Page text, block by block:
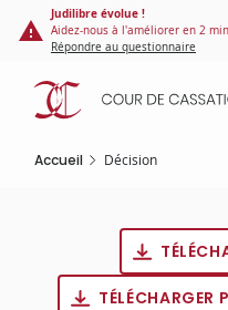
Panneau de gestion des cookies
contenu
principal
Judilibre évolue !
Aidez-nous à l'améliorer en 2
Répondre au questionnaire
Accueil Décision
TÉLÉCHARGER